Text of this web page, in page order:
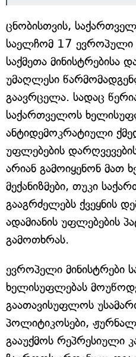
ცნობისთვის,
საელჩომ 17 ევროპული
საქმეთა მინისტრებისა
უმაღლესი
გაავრცელა. სადაც
საქართველოს
ანტიდემოკრატიული
უფლებების
არიან გამოიყენონ მათ
მექანიზმები, თუკი
გააგრძელებს ქვეყნის
ადამიანის უფლებების
გამოთხრას.
ევროპელი მინისტრები
ხელისუფლებას
გაათავისუფლოს
პოლიტიკოსები,
გააუქმოს რეპრესიული